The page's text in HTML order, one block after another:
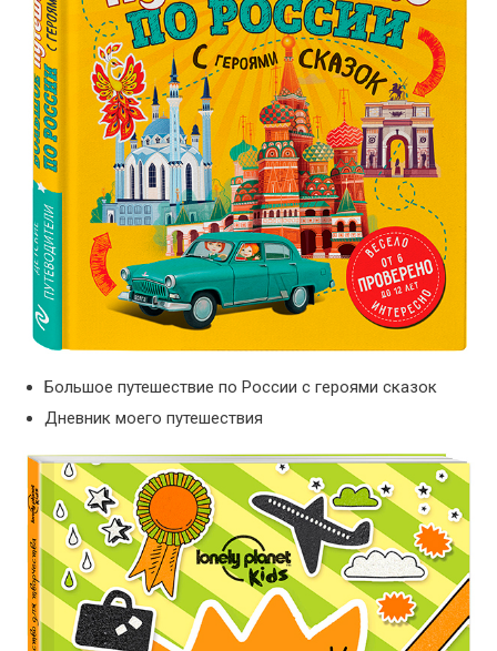
Большое путешествие по России с героями сказок
Дневник моего путешествия